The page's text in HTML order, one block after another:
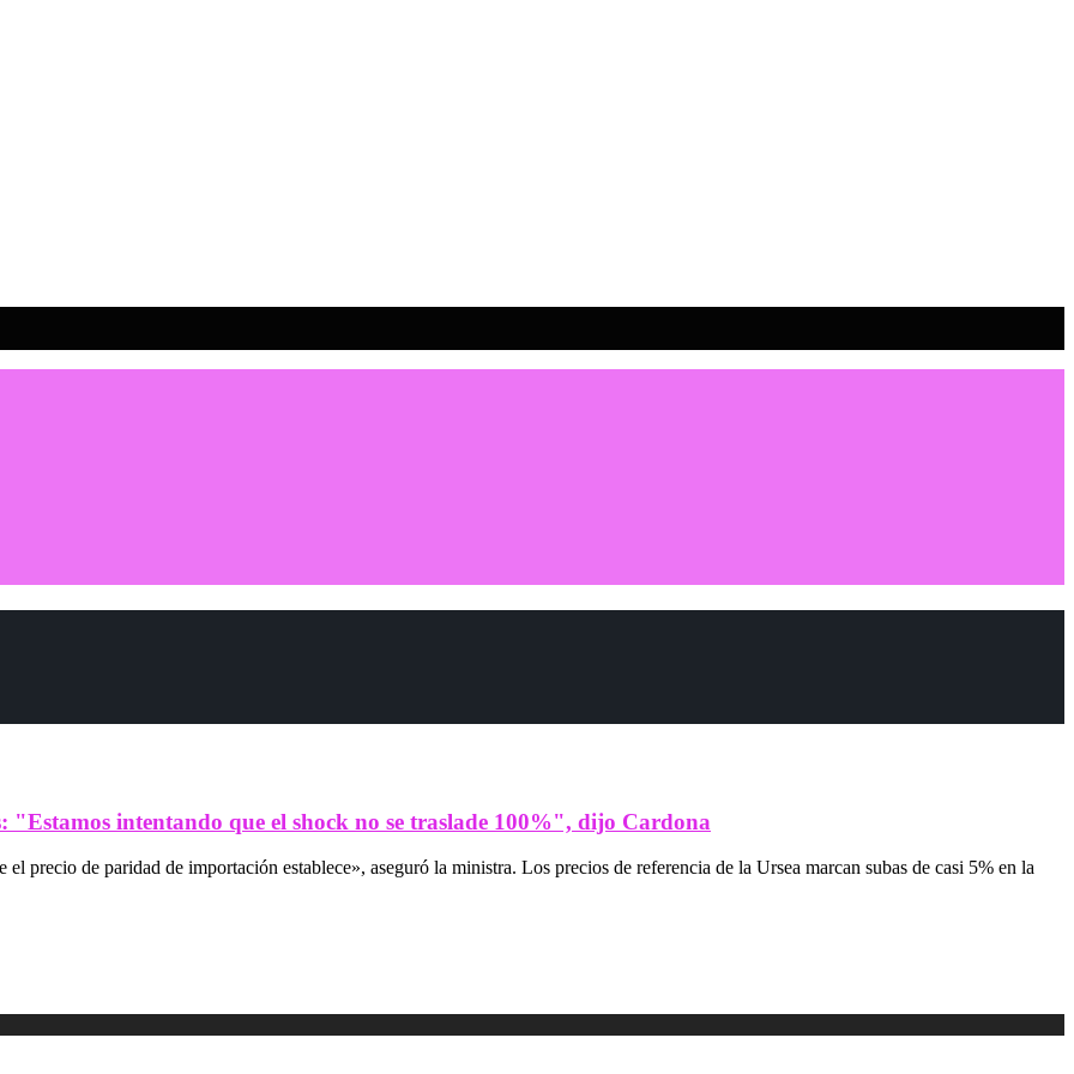
"Estamos intentando que el shock no se traslade 100%", dijo Cardona
precio de paridad de importación establece», aseguró la ministra. Los precios de referencia de la Ursea marcan subas de casi 5% en la